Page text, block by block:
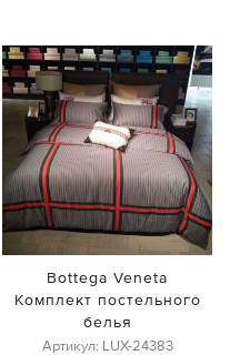
Bottega Veneta
Комплект постельного
белья
Артикул: LUX-24383